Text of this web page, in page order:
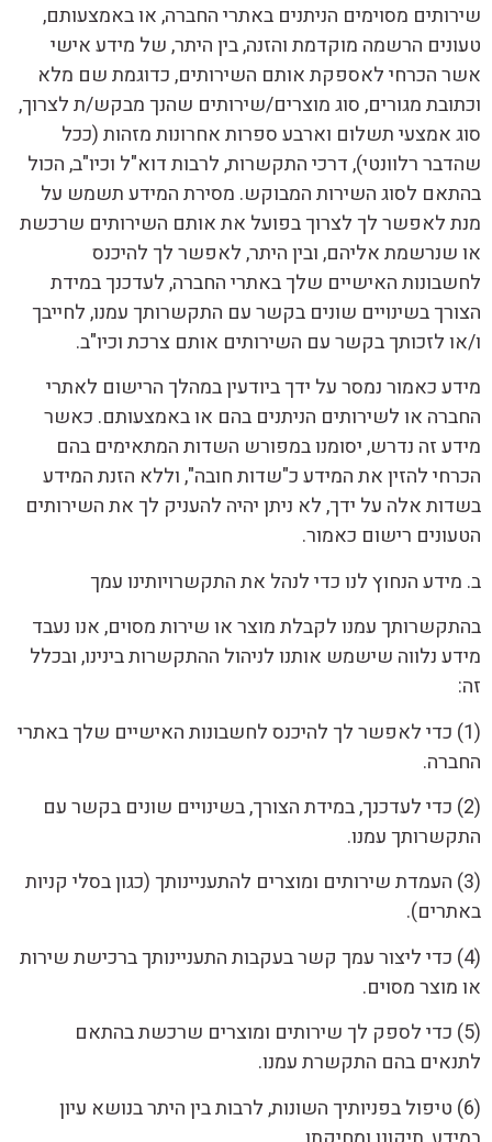
שירותים מסוימים הניתנים באתרי החברה, או באמצעותם,
טעונים הרשמה מוקדמת והזנה, בין היתר, של מידע אישי
אשר הכרחי לאספקת אותם השירותים, כדוגמת שם מלא
וכתובת מגורים, סוג מוצרים/שירותים שהנך מבקש/ת לצרוך,
סוג אמצעי תשלום וארבע ספרות אחרונות מזהות (ככל
שהדבר רלוונטי), דרכי התקשרות, לרבות דוא"ל וכיו"ב, הכול
בהתאם לסוג השירות המבוקש. מסירת המידע תשמש על
מנת לאפשר לך לצרוך בפועל את אותם השירותים שרכשת
או שנרשמת אליהם, ובין היתר, לאפשר לך להיכנס
לחשבונות האישיים שלך באתרי החברה, לעדכנך במידת
הצורך בשינויים שונים בקשר עם התקשרותך עמנו, לחייבך
ו/או לזכותך בקשר עם השירותים אותם צרכת וכיו"ב.
מידע כאמור נמסר על ידך ביודעין במהלך הרישום לאתרי
החברה או לשירותים הניתנים בהם או באמצעותם. כאשר
מידע זה נדרש, יסומנו במפורש השדות המתאימים בהם
הכרחי להזין את המידע כ"שדות חובה", וללא הזנת המידע
בשדות אלה על ידך, לא ניתן יהיה להעניק לך את השירותים
הטעונים רישום כאמור.
ב. מידע הנחוץ לנו כדי לנהל את התקשרויותינו עמך
בהתקשרותך עמנו לקבלת מוצר או שירות מסוים, אנו נעבד
מידע נלווה שישמש אותנו לניהול ההתקשרות בינינו, ובכלל
זה:
(1) כדי לאפשר לך להיכנס לחשבונות האישיים שלך באתרי
החברה.
(2) כדי לעדכנך, במידת הצורך, בשינויים שונים בקשר עם
התקשרותך עמנו.
(3) העמדת שירותים ומוצרים להתעניינותך (כגון בסלי קניות
באתרים).
(4) כדי ליצור עמך קשר בעקבות התעניינותך ברכישת שירות
או מוצר מסוים.
(5) כדי לספק לך שירותים ומוצרים שרכשת בהתאם
לתנאים בהם התקשרת עמנו.
(6) טיפול בפניותיך השונות, לרבות בין היתר בנושא עיון